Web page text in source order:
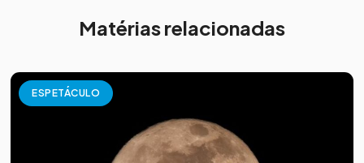
Matérias relacionadas
ESPETÁCULO